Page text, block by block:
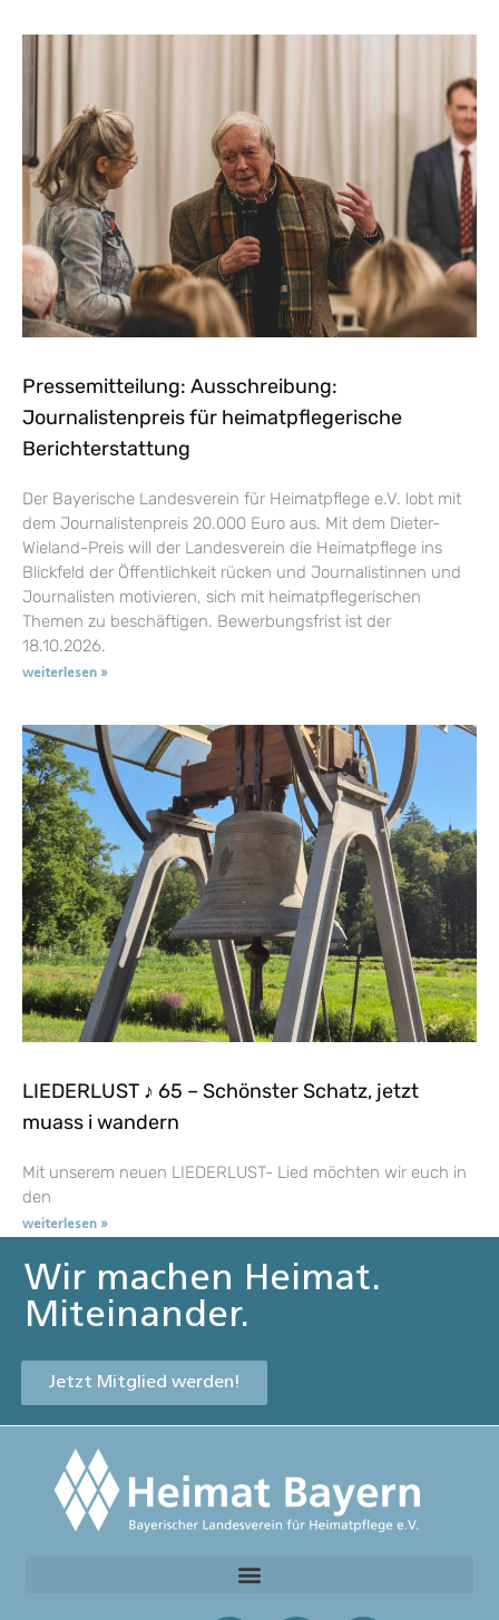
Pressemitteilung: Ausschreibung:
Journalistenpreis für heimatpflegerische
Berichterstattung
Der Bayerische Landesverein für Heimatpflege e.V. lobt mit
dem Journalistenpreis 20.000 Euro aus. Mit dem Dieter-
Wieland-Preis will der Landesverein die Heimatpflege ins
Blickfeld der Öffentlichkeit rücken und Journalistinnen und
Journalisten motivieren, sich mit heimatpflegerischen
Themen zu beschäftigen. Bewerbungsfrist ist der
18.10.2026.
weiterlesen »
LIEDERLUST ♪ 65 – Schönster Schatz, jetzt
muass i wandern
Mit unserem neuen LIEDERLUST- Lied möchten wir euch in
den
weiterlesen »
Wir machen Heimat.
Miteinander.
Jetzt Mitglied werden!